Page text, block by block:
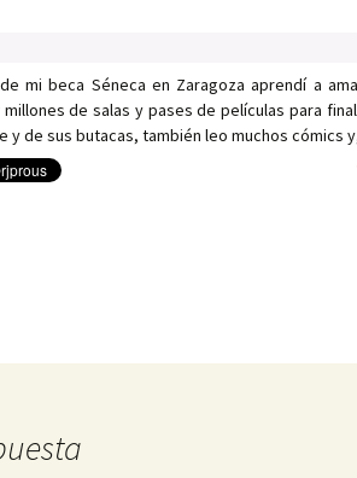
mi beca Séneca en Zaragoza aprendí a
de salas y pases de películas para
y de sus butacas, también leo muchos cómics